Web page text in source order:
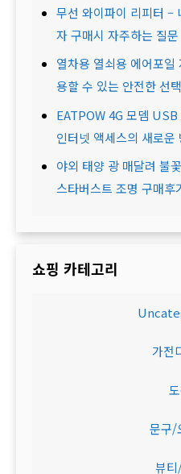
무선 와이파이 리피터 –
자 구매시 자주하는 질문
열차용 열쇠용 에어포
용할 수 있는 안전한 선
EATPOW 4G 모뎀
인터넷 액세스의 새로운
야외 태양 광 매달려 불
스타버스트 조명 구매후
쇼핑 카테고리
가전
문구/
뷰